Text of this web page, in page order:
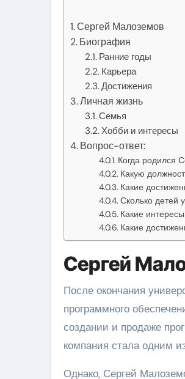
Сергей Малоземов
Биография
Ранние годы
Карьера
Достижения
Личная жизнь
Семья
Хобби и интересы
Вопрос-ответ:
Когда родился
Какую
Какие
Сколько детей
Какие
Какие
Сергей
После окончания
программного
создании и продаже
компания стала одним
Однако, Сергей